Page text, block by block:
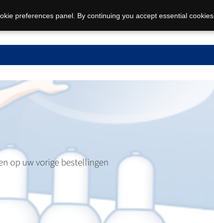
op uw vorige bestellingen
preferences panel. By continuing you accept essential cookies.